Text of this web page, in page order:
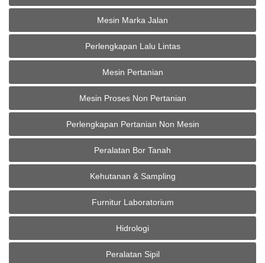
Mesin Marka Jalan
Perlengkapan Lalu Lintas
Mesin Pertanian
Mesin Proses Non Pertanian
Perlengkapan Pertanian Non Mesin
Peralatan Bor Tanah
Kehutanan & Sampling
Furnitur Laboratorium
Hidrologi
Peralatan Sipil